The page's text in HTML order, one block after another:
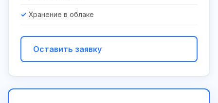
Хранение в облаке
Оставить заявку